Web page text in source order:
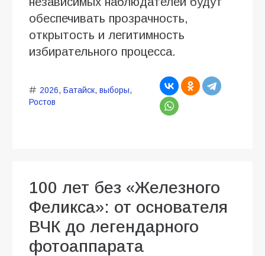
обеспечивать прозрачность,
открытость и легитимность
избирательного процесса.
2026, Батайск, выборы,
Ростов
100 лет без «Железного
Феликса»: от основателя
ВЧК до легендарного
фотоаппарата